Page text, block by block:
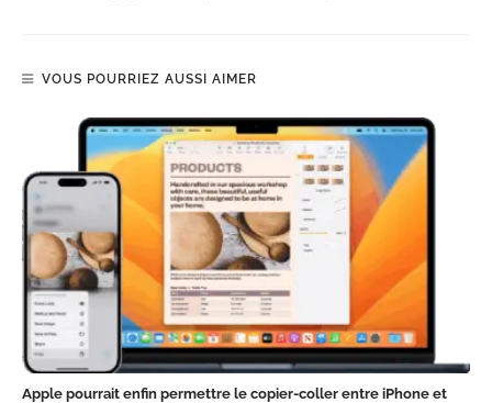
VOUS POURRIEZ AUSSI AIMER
Apple pourrait enfin permettre le copier-coller entre iPhone et